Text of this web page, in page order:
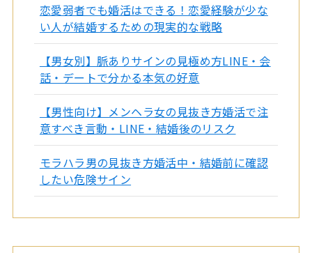
恋愛弱者でも婚活はできる！恋愛経験が少な
い人が結婚するための現実的な戦略
【男女別】脈ありサインの見極め方LINE・会
話・デートで分かる本気の好意
【男性向け】メンヘラ女の見抜き方婚活で注
意すべき言動・LINE・結婚後のリスク
モラハラ男の見抜き方婚活中・結婚前に確認
したい危険サイン